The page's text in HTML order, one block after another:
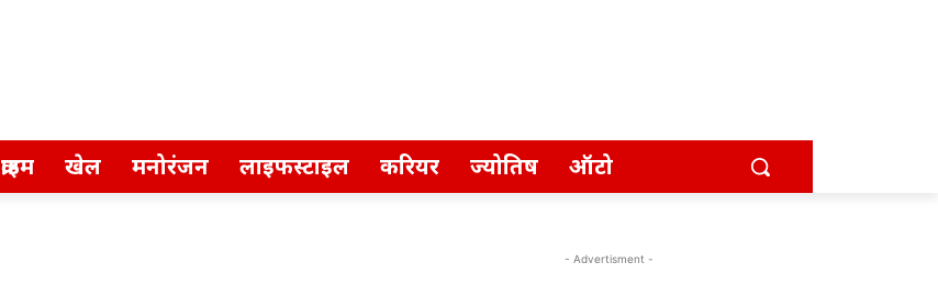
क्राइम खेल मनोरंजन लाइफस्टाइल करियर ज्योतिष ऑटो
- Advertisment -